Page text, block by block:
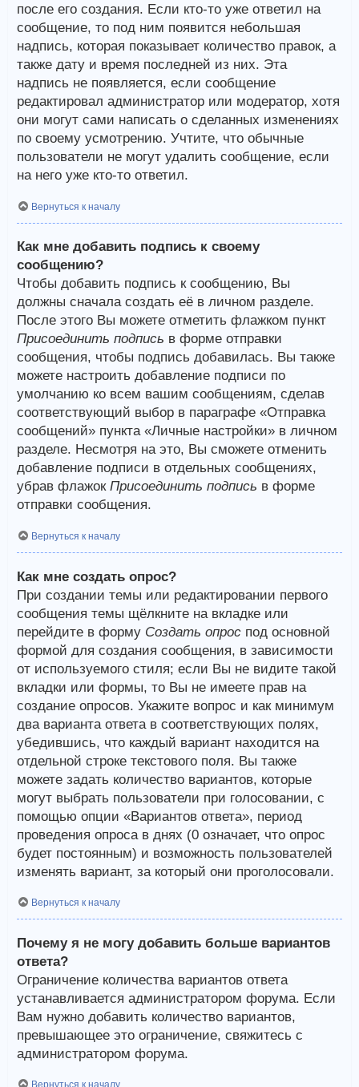
после его создания. Если кто-то уже ответил на
сообщение, то под ним появится небольшая
надпись, которая показывает количество правок, а
также дату и время последней из них. Эта
надпись не появляется, если сообщение
редактировал администратор или модератор, хотя
они могут сами написать о сделанных изменениях
по своему усмотрению. Учтите, что обычные
пользователи не могут удалить сообщение, если
на него уже кто-то ответил.
Вернуться к началу
Как мне добавить подпись к своему
сообщению?
Чтобы добавить подпись к сообщению, Вы
должны сначала создать её в личном разделе.
После этого Вы можете отметить флажком пункт
Присоединить подпись в форме отправки
сообщения, чтобы подпись добавилась. Вы также
можете настроить добавление подписи по
умолчанию ко всем вашим сообщениям, сделав
соответствующий выбор в параграфе «Отправка
сообщений» пункта «Личные настройки» в личном
разделе. Несмотря на это, Вы сможете отменить
добавление подписи в отдельных сообщениях,
убрав флажок Присоединить подпись в форме
отправки сообщения.
Вернуться к началу
Как мне создать опрос?
При создании темы или редактировании первого
сообщения темы щёлкните на вкладке или
перейдите в форму Создать опрос под основной
формой для создания сообщения, в зависимости
от используемого стиля; если Вы не видите такой
вкладки или формы, то Вы не имеете прав на
создание опросов. Укажите вопрос и как минимум
два варианта ответа в соответствующих полях,
убедившись, что каждый вариант находится на
отдельной строке текстового поля. Вы также
можете задать количество вариантов, которые
могут выбрать пользователи при голосовании, с
помощью опции «Вариантов ответа», период
проведения опроса в днях (0 означает, что опрос
будет постоянным) и возможность пользователей
изменять вариант, за который они проголосовали.
Вернуться к началу
Почему я не могу добавить больше вариантов
ответа?
Ограничение количества вариантов ответа
устанавливается администратором форума. Если
Вам нужно добавить количество вариантов,
превышающее это ограничение, свяжитесь с
администратором форума.
Вернуться к началу